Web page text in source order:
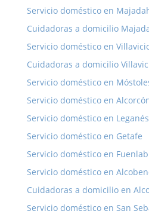
Servicio doméstico en
Cuidadoras a domicilio
Servicio doméstico en
Cuidadoras a domicilio
Servicio doméstico en
Servicio doméstico en
Servicio doméstico en Leganés
Servicio doméstico en Getafe
Servicio doméstico en
Servicio doméstico en
Cuidadoras a domicilio en
Servicio doméstico en San